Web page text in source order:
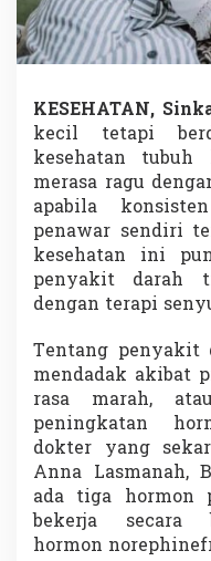
KESEHATAN,
kecil tetapi
kesehatan
merasa ragu
apabila
penawar sendiri
kesehatan ini
penyakit darah
dengan terapi
Tentang penyakit
mendadak akibat
rasa marah,
peningkatan
dokter yang
Anna Lasmanah,
ada tiga hormon
bekerja secara
hormon